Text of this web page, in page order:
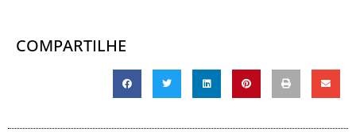
COMPARTILHE